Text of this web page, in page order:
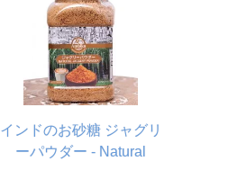
インドのお砂糖 ジャグリ
ーパウダー - Natural